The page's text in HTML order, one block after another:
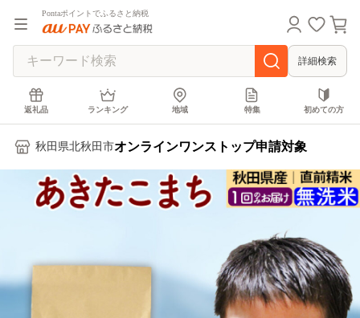
Pontaポイントでふるさと納税
詳細検索
返礼品 ランキング 地域 特集 初めての方
秋田県北秋田市オンラインワンストップ申請対象